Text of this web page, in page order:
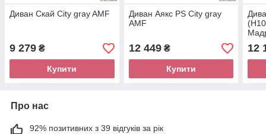
Диван Скай City gray AMF
9 279 ₴
Купити
Диван Аякс PS City gray
AMF
12 449₴
Купити
12
Про нас
92% позитивних з 39 відгуків за рік